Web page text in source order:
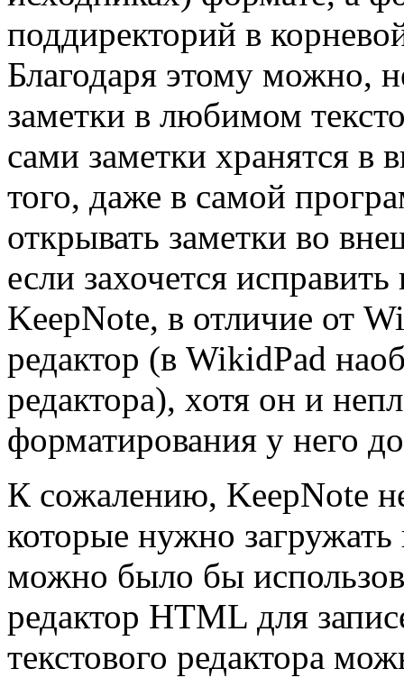
поддиректорий в
Благодаря этому можно,
заметки в любимом
сами заметки хранятся
того, даже в самой
открывать заметки во
если захочется
KeepNote, в отличие от
редактор (в WikidPad
редактора), хотя он и
форматирования у него
К сожалению, KeepNote
которые нужно
можно было бы
редактор HTML для
текстового редактора